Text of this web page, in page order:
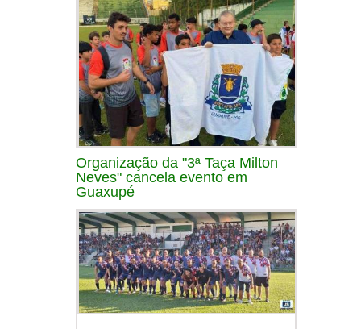
Organização da "3ª Taça Milton
Neves" cancela evento em
Guaxupé